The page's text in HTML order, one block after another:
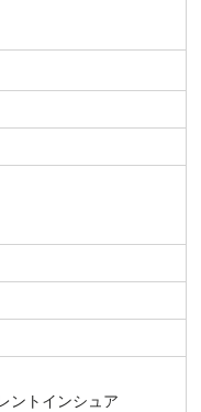
ントインシュア